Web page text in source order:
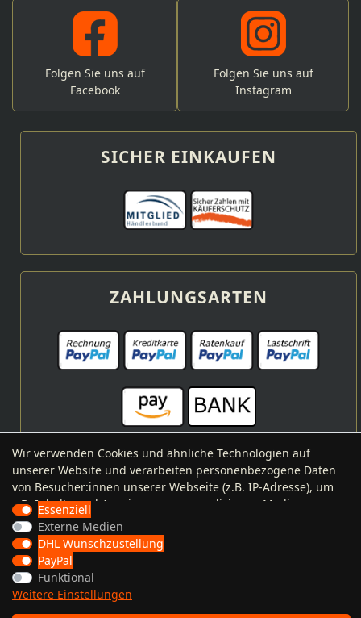
Folgen Sie uns auf
Facebook
Folgen Sie uns auf
Instagram
SICHER EINKAUFEN
ZAHLUNGSARTEN
VERSANDARTEN
Wir verwenden Cookies und ähnliche Technologien auf
unserer Website und verarbeiten personenbezogene Daten
von Besucher:innen unserer Webseite (z.B. IP-Adresse), um
z.B. Inhalte und Anzeigen zu personalisieren, Medien von
Drittanbietern einzubinden oder Zugriffe auf unsere
Website zu analysieren. Die Datenverarbeitung erfolgt erst
durch gesetzte Cookies. Wir teilen diese Daten mit Dritten,
die wir in den Einstellungen benennen.
Die Datenverarbeitung kann mit Einwilligung oder aufgrund
eines berechtigten Interesses erfolgen. Die Zustimmung
Essenziell
Externe Medien
DHL Wunschzustellung
PayPal
Funktional
Weitere Einstellungen